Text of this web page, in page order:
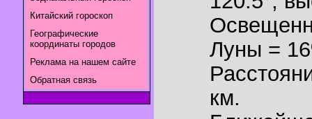
Китайский гороскоп
Географические
координаты городов
Реклама на нашем сайте
Обратная связь
Луны =
км.